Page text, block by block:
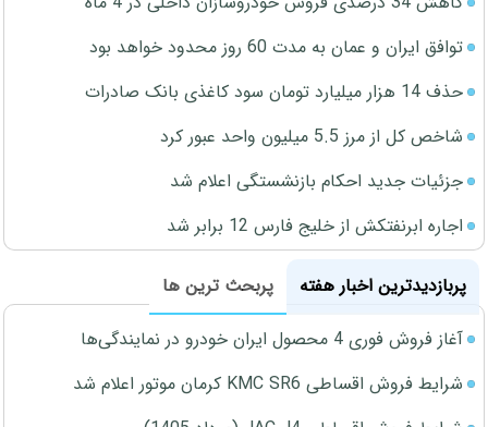
توافق ایران و عمان به مدت 60 روز محدود خواهد بود
حذف 14 هزار میلیارد تومان سود کاغذی بانک صادرات
شاخص کل از مرز 5.5 میلیون واحد عبور کرد
جزئیات جدید احکام بازنشستگی اعلام شد
اجاره ابرنفتکش از خلیج فارس 12 برابر شد
پربازدیدترین اخبار هفته
پربحث ترین ها
آغاز فروش فوری 4 محصول ایران خودرو در نمایندگی‌ها
شرایط فروش اقساطی KMC SR6 کرمان موتور اعلام شد